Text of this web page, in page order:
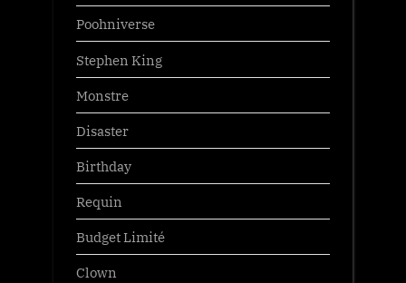
Poohniverse
Stephen King
Monstre
Disaster
Birthday
Requin
Budget Limité
Clown